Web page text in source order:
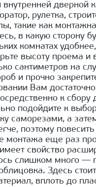
внутренней
рулетка,
такие как
в какую
комнатах
высоту проема и
сантиметров на
и прочно
Вам
к
подойдите к
саморезами, а
поэтому
еще раз
свойство
слишком много —
Здесь
вплоть до